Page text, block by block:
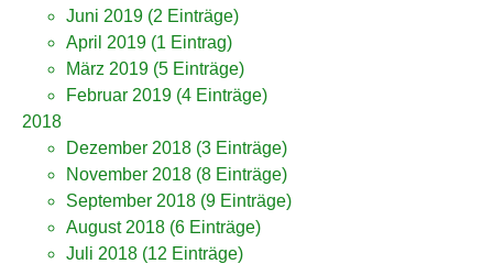
Juni 2019 (2 Einträge)
April 2019 (1 Eintrag)
März 2019 (5 Einträge)
Februar 2019 (4 Einträge)
2018
Dezember 2018 (3 Einträge)
November 2018 (8 Einträge)
September 2018 (9 Einträge)
August 2018 (6 Einträge)
Juli 2018 (12 Einträge)